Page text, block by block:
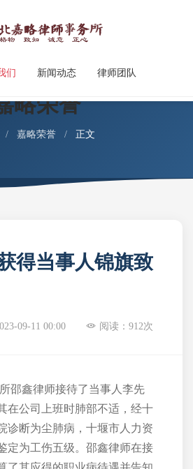
们 新闻动态 律师团队
略荣誉
/ 嘉略荣誉 / 正文
得当事人锦旗致
09-11 00:00 阅读：912次
邵鑫律师接待了当事人李先
在公司上班时肺部不适，经十
诊断为尘肺病，十堰市人力资
定为工伤五级。邵鑫律师在接